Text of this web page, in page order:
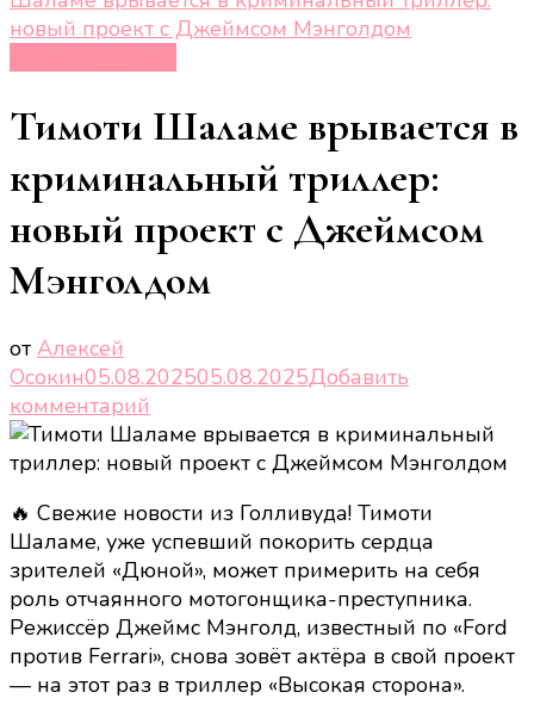
новый проект с Джеймсом Мэнголдом
Тимоти Шаламе врывается в
криминальный триллер:
новый проект с Джеймсом
Мэнголдом
от Алексей
Осокин05.08.202505.08.2025Добавить
комментарий
записи
Тимоти
врывается
в
криминальный
триллер:
новый
проект
с
🔥 Свежие новости из Голливуда! Тимоти
Шаламе, уже успевший покорить сердца
зрителей «Дюной», может примерить на себя
роль отчаянного мотогонщика-преступника.
Режиссёр Джеймс Мэнголд, известный по «Ford
против Ferrari», снова зовёт актёра в свой проект
— на этот раз в триллер «Высокая сторона».